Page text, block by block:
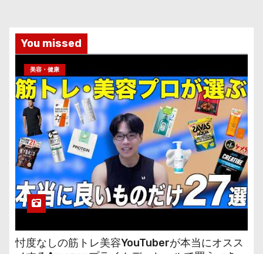
You missed
美容・健康
忖度なしの筋トレ美容YouTuberが本当にオスス